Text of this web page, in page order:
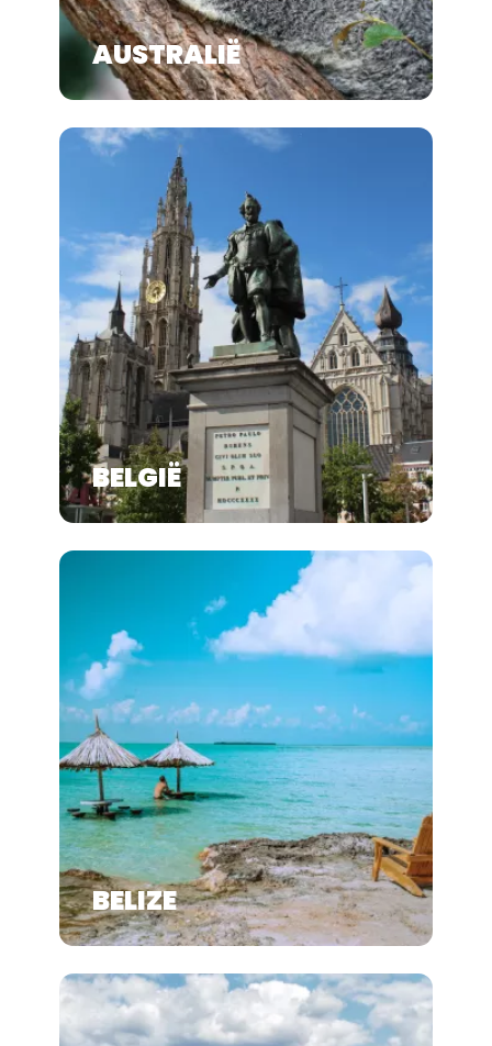
AUSTRALIË
BELGIË
BELIZE